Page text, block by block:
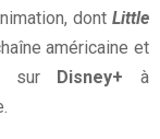
dont Little
américaine et
sur Disney+ à